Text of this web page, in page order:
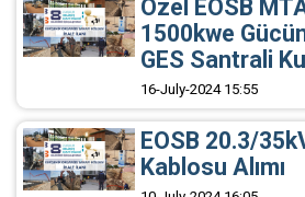
Özel EOSB
1500kwe
GES Santrali
16-July-2024 15:55
EOSB 20.3/
Kablosu Alımı